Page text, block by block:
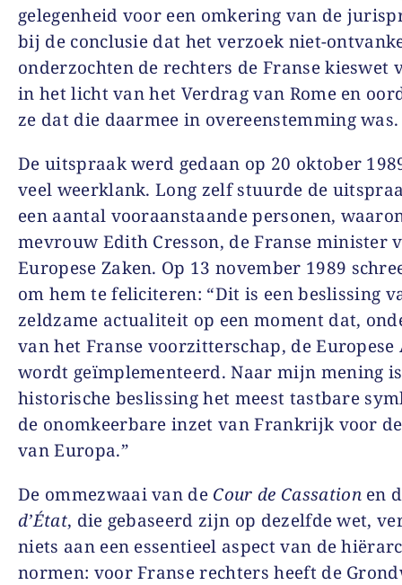
gelegenheid voor een omkering van de
bij de conclusie dat het verzoek niet-
onderzochten de rechters de Franse kieswet
in het licht van het Verdrag van Rome en
ze dat die daarmee in overeenstemming was.
De uitspraak werd gedaan op 20 oktober
veel weerklank. Long zelf stuurde de
een aantal vooraanstaande personen,
mevrouw Edith Cresson, de Franse minister
Europese Zaken. Op 13 november 1989
om hem te feliciteren: “Dit is een beslissing
zeldzame actualiteit op een moment dat,
van het Franse voorzitterschap, de Europese
wordt geïmplementeerd. Naar mijn mening
historische beslissing het meest tastbare
de onomkeerbare inzet van Frankrijk voor
van Europa.”
De ommezwaai van de Cour de Cassationen
d’État, die gebaseerd zijn op dezelfde wet,
niets aan een essentieel aspect van de
normen: voor Franse rechters heeft de